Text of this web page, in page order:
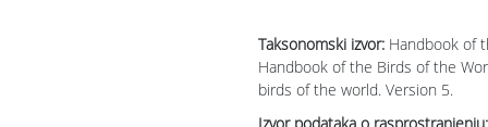
Taksonomski izvor: Handbook of
Handbook of the Birds of the
birds of the world. Version 5.